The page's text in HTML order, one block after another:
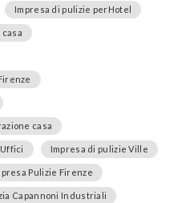
Impresa di pulizie perHotel
casa
Impresa di pulizie Ville
Pulizie Firenze
Capannoni Industriali